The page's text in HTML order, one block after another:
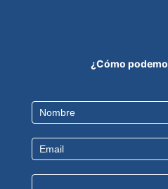
¿Cómo
Contact
Us